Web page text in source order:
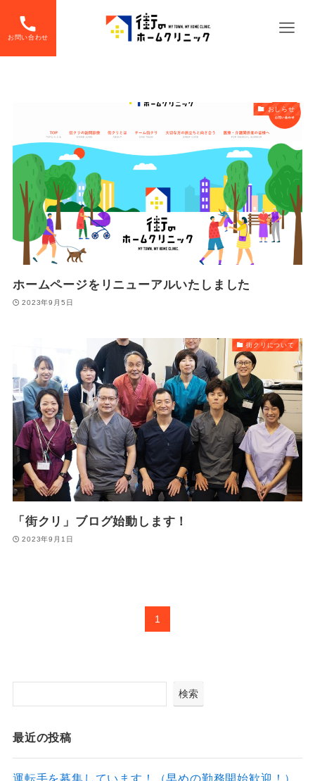
お問い合わせ
おしらせ
ホームページをリニューアルいたしました
2023年9月5日
街クリについて
「街クリ」ブログ始動します！
2023年9月1日
1
検索
最近の投稿
運転手を募集しています！（早めの勤務開始歓迎！）